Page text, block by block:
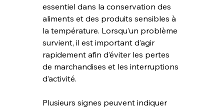
essentiel dans la conservation des
aliments et des produits sensibles à
la température. Lorsqu’un problème
survient, il est important d’agir
rapidement afin d’éviter les pertes
de marchandises et les interruptions
d’activité.
Plusieurs signes peuvent indiquer